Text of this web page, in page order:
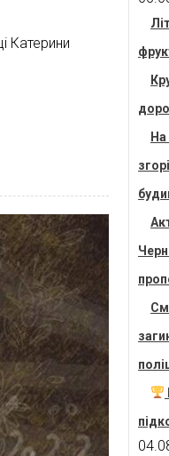
Катерини